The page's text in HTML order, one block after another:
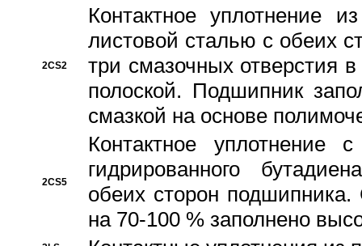
2CS2
Контактное уплотнение
листовой сталью с обеих
три смазочных отверстия
полоской. Подшипник
смазкой на основе
2CS5
Контактное уплотнение
гидрированного
обеих сторон
на 70-100 % заполнено